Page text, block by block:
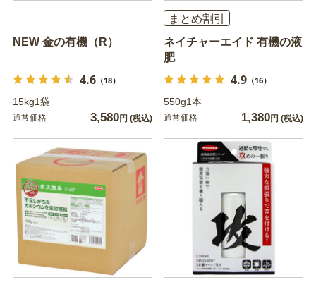
NEW 金の有機（R）
4.6（18）
15kg1袋
通常価格 3,580円 (税込)
まとめ割引
ネイチャーエイド 有機の液
肥
4.9（16）
550g1本
通常価格 1,380円 (税込)